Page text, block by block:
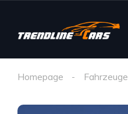
Homepage Fahrzeuge